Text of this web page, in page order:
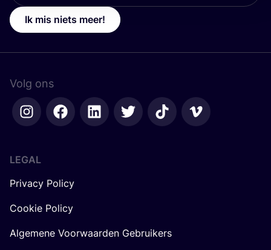
Ik mis niets meer!
Volg ons
LEGAL
Privacy Policy
Cookie Policy
Algemene Voorwaarden Gebruikers